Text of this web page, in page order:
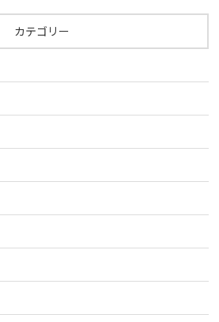
カテゴリー